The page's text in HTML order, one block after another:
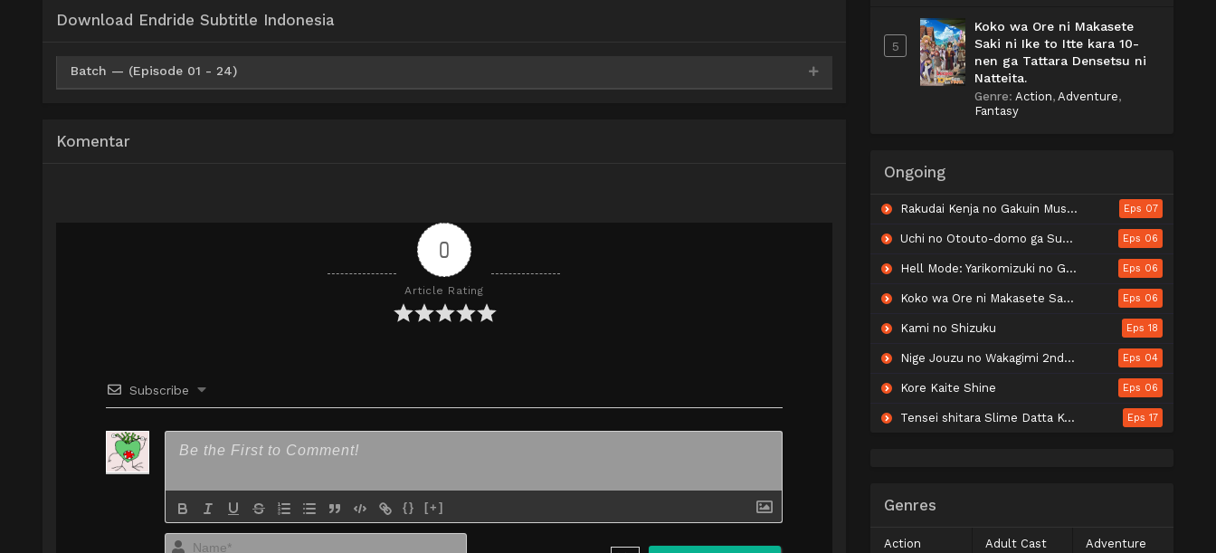
Download Endride Subtitle Indonesia
Batch — (Episode 01 - 24)
Komentar
0
Article Rating
Subscribe
{} [+]
Name*
5
Koko wa Ore ni Makasete
Saki ni Ike to Itte kara 10-
nen ga Tattara Densetsu ni
Natteita.
Genre: Action, Adventure,
Fantasy
Ongoing
Rakudai Kenja no Gakuin Musou: Nidome no Tensei, S-Rank Cheat Majutsushi Boukenroku Eps 07
Uchi no Otouto-domo ga Sumimasen Eps 06
Hell Mode: Yarikomizuki no Gamer wa Hai Settei no Isekai de Musou suru 2nd Season Eps 06
Koko wa Ore ni Makasete Saki ni Ike to Itte kara 10-nen ga Tattara Densetsu ni Natteita. Eps 06
Kami no Shizuku Eps 18
Nige Jouzu no Wakagimi 2nd Season Eps 04
Kore Kaite Shine Eps 06
Tensei shitara Slime Datta Ken 4th Season Eps 17
Genres
Action Adult Cast
Adventure